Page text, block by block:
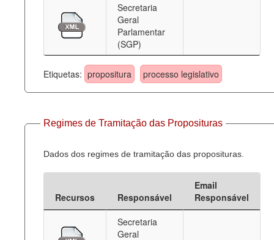
Secretaria
Geral
Parlamentar
(SGP)
Etiquetas: propositura processo legislativo
Regimes de Tramitação das Proposituras
Dados dos regimes de tramitação das proposituras.
Recursos Responsável
Email
Responsável
Secretaria
Geral